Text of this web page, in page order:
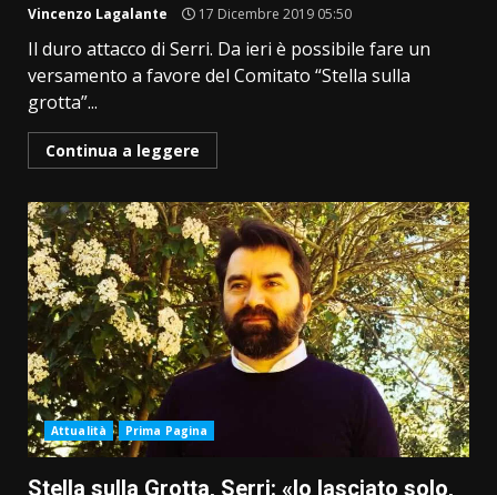
Vincenzo Lagalante 17 Dicembre 2019 05:50
Il duro attacco di Serri. Da ieri è possibile fare un
versamento a favore del Comitato “Stella sulla
grotta”...
Continua a leggere
Attualità Prima Pagina
Stella sulla Grotta, Serri: «Io lasciato solo,